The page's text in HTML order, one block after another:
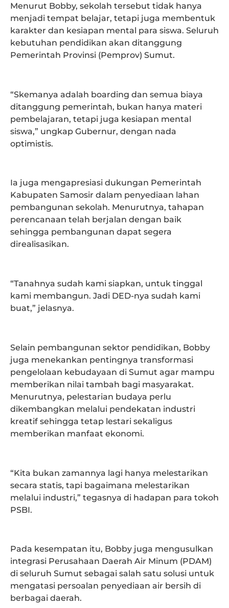
Menurut Bobby, sekolah tersebut tidak hanya
menjadi tempat belajar, tetapi juga membentuk
karakter dan kesiapan mental para siswa. Seluruh
kebutuhan pendidikan akan ditanggung
Pemerintah Provinsi (Pemprov) Sumut.
“Skemanya adalah boarding dan semua biaya
ditanggung pemerintah, bukan hanya materi
pembelajaran, tetapi juga kesiapan mental
siswa,” ungkap Gubernur, dengan nada
optimistis.
Ia juga mengapresiasi dukungan Pemerintah
Kabupaten Samosir dalam penyediaan lahan
pembangunan sekolah. Menurutnya, tahapan
perencanaan telah berjalan dengan baik
sehingga pembangunan dapat segera
direalisasikan.
“Tanahnya sudah kami siapkan, untuk tinggal
kami membangun. Jadi DED-nya sudah kami
buat,” jelasnya.
Selain pembangunan sektor pendidikan, Bobby
juga menekankan pentingnya transformasi
pengelolaan kebudayaan di Sumut agar mampu
memberikan nilai tambah bagi masyarakat.
Menurutnya, pelestarian budaya perlu
dikembangkan melalui pendekatan industri
kreatif sehingga tetap lestari sekaligus
memberikan manfaat ekonomi.
“Kita bukan zamannya lagi hanya melestarikan
secara statis, tapi bagaimana melestarikan
melalui industri,” tegasnya di hadapan para tokoh
PSBI.
Pada kesempatan itu, Bobby juga mengusulkan
integrasi Perusahaan Daerah Air Minum (PDAM)
di seluruh Sumut sebagai salah satu solusi untuk
mengatasi persoalan penyediaan air bersih di
berbagai daerah.